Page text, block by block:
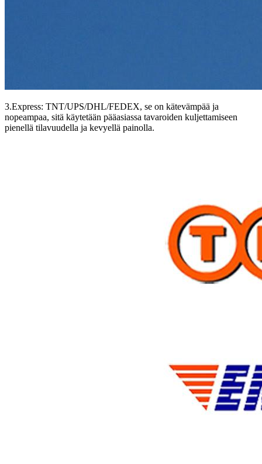
3.Express: TNT/UPS/DHL/FEDEX, se on kätevämpää ja
nopeampaa, sitä käytetään pääasiassa tavaroiden kuljettamiseen
pienellä tilavuudella ja kevyellä painolla.